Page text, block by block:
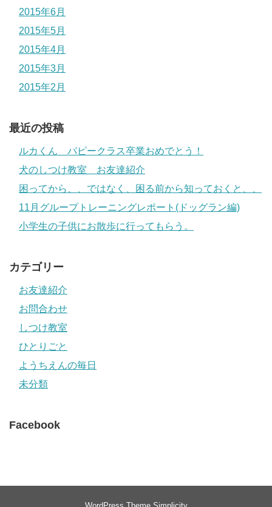
2015年6月
2015年5月
2015年4月
2015年3月
2015年2月
最近の投稿
ルカくん パピークラス卒業おめでとう！
犬のしつけ教室 お友達紹介
困ってから、、ではなく、困る前から知っておくと、、
11月グループトレーニングレポート(ドッグラン編)
小学生の子供にお散歩に行ってもらう。
カテゴリー
お友達紹介
お問合わせ
しつけ教室
ひとりごと
ようちえんの毎日
未分類
Facebook